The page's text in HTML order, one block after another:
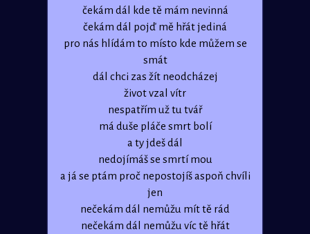
čekám dál kde tě mám nevinná
čekám dál pojď mě hřát jediná
pro nás hlídám to místo kde můžem se
smát
dál chci zas žít neodcházej
život vzal vítr
nespatřím už tu tvář
má duše pláče smrt bolí
a ty jdeš dál
nedojímáš se smrtí mou
a já se ptám proč nepostojíš aspoň chvíli
jen
nečekám dál nemůžu mít tě rád
nečekám dál nemůžu víc tě hřát